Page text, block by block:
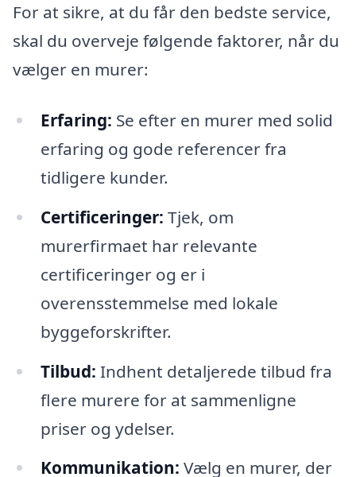
For at sikre, at du får den bedste service,
skal du overveje følgende faktorer, når du
vælger en murer:
Erfaring: Se efter en murer med solid
erfaring og gode referencer fra
tidligere kunder.
Certificeringer: Tjek, om
murerfirmaet har relevante
certificeringer og er i
overensstemmelse med lokale
byggeforskrifter.
Tilbud: Indhent detaljerede tilbud fra
flere murere for at sammenligne
priser og ydelser.
Kommunikation: Vælg en murer, der